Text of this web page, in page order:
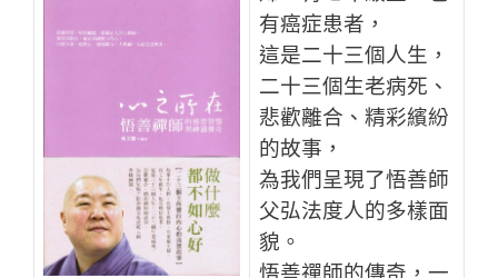
有癌症患者，
這是二十三個人生，
二十三個生老病死、
悲歡離合、精彩繽紛
的故事，
為我們呈現了悟善師
父弘法度人的多樣面
貌。
悟善禪師的傳奇，一